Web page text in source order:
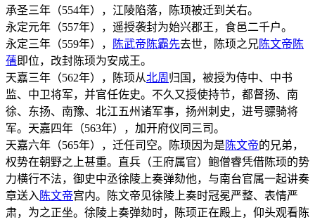
承圣三年（554年），江陵陷落，陈顼被迁到关右。
永定元年（557年），遥授袭封为始兴郡王，食邑二千户。
永定三年（559年），
陈武帝 陈霸先去世，陈顼之兄陈文帝 陈
蒨即位，改封陈顼为安成王。
天嘉三年（562年），陈顼从北周 归国，被授为侍中、中书
监、中卫将军，并官任佐史。不久又授使持节，都督扬、南
徐、东扬、南豫、北江五州诸军事，扬州刺史，进号骠骑将
军。天嘉四年（563年），加开府仪同三司。
天嘉六年（565年），迁任司空。陈顼因为是 陈文帝的兄弟，
权势在朝野之上甚重。直兵（王府属官）鲍僧睿凭借陈顼的势
力横行不法，御史中丞徐陵上奏弹劾他，与南台官属一起讲奏
章送入 陈文帝宫内。陈文帝见徐陵上奏时冠冕严整、表情严
肃，为之正坐。徐陵上奏弹劾时，陈顼正在殿上，仰头观看陈